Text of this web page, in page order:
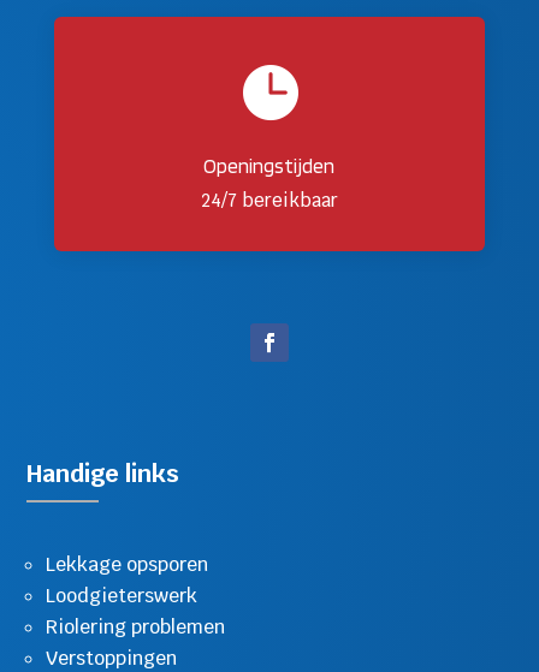

Openingstijden
24/7 bereikbaar
Handige links
Lekkage opsporen
Loodgieterswerk
Riolering problemen
Verstoppingen